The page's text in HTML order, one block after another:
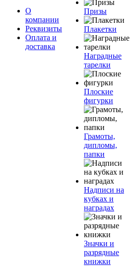
О
компании
Реквизиты
Оплата и
доставка
Призы
Плакетки
Наградные
тарелки
Плоские
фигурки
Грамоты,
дипломы,
папки
Надписи на
кубках и
наградах
Значки и
разрядные
книжки